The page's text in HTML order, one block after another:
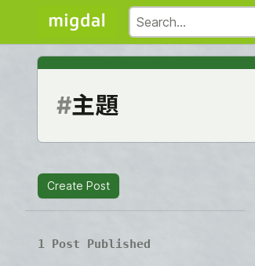
#主題
Create Post
1 Post Published